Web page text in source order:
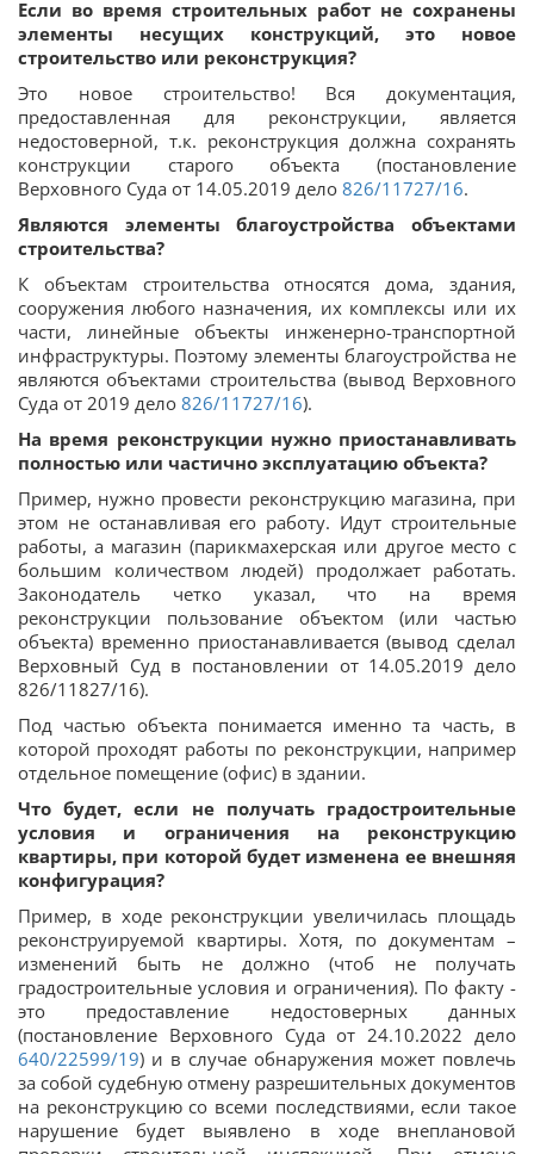
Если во время строительных работ не сохранены
элементы несущих конструкций, это новое
строительство или реконструкция?
Это новое строительство! Вся документация,
предоставленная для реконструкции, является
недостоверной, т.к. реконструкция должна сохранять
конструкции старого объекта (постановление
Верховного Суда от 14.05.2019 дело 826/11727/16.
Являются элементы благоустройства объектами
строительства?
К объектам строительства относятся дома, здания,
сооружения любого назначения, их комплексы или их
части, линейные объекты инженерно-транспортной
инфраструктуры. Поэтому элементы благоустройства не
являются объектами строительства (вывод Верховного
Суда от 2019 дело 826/11727/16).
На время реконструкции нужно приостанавливать
полностью или частично эксплуатацию объекта?
Пример, нужно провести реконструкцию магазина, при
этом не останавливая его работу. Идут строительные
работы, а магазин (парикмахерская или другое место с
большим количеством людей) продолжает работать.
Законодатель четко указал, что на время
реконструкции пользование объектом (или частью
объекта) временно приостанавливается (вывод сделал
Верховный Суд в постановлении от 14.05.2019 дело
826/11827/16).
Под частью объекта понимается именно та часть, в
которой проходят работы по реконструкции, например
отдельное помещение (офис) в здании.
Что будет, если не получать градостроительные
условия и ограничения на реконструкцию
квартиры, при которой будет изменена ее внешняя
конфигурация?
Пример, в ходе реконструкции увеличилась площадь
реконструируемой квартиры. Хотя, по документам –
изменений быть не должно (чтоб не получать
градостроительные условия и ограничения). По факту -
это предоставление недостоверных данных
(постановление Верховного Суда от 24.10.2022 дело
640/22599/19) и в случае обнаружения может повлечь
за собой судебную отмену разрешительных документов
на реконструкцию со всеми последствиями, если такое
нарушение будет выявлено в ходе внеплановой